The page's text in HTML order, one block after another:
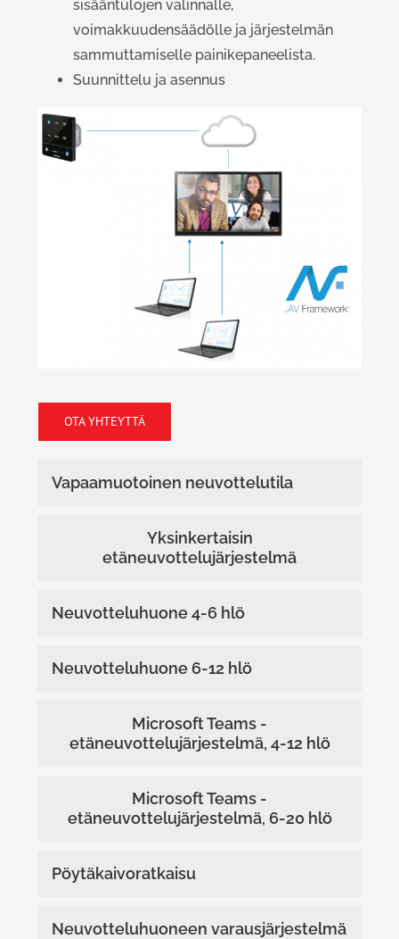
sisääntulojen valinnalle,
voimakkuudensäädölle ja järjestelmän
sammuttamiselle painikepaneelista.
Suunnittelu ja asennus
OTA YHTEYTTÄ
Vapaamuotoinen neuvottelutila
Yksinkertaisin
etäneuvottelujärjestelmä
Neuvotteluhuone 4-6 hlö
Neuvotteluhuone 6-12 hlö
Microsoft Teams -
etäneuvottelujärjestelmä, 4-12 hlö
Microsoft Teams -
etäneuvottelujärjestelmä, 6-20 hlö
Pöytäkaivoratkaisu
Neuvotteluhuoneen varausjärjestelmä